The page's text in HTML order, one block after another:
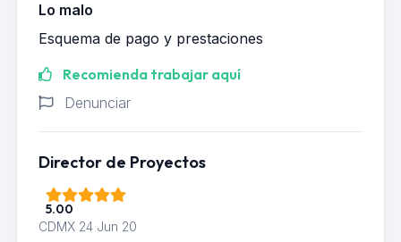
Lo malo
Esquema de pago y prestaciones
Recomienda trabajar aquí
Denunciar
Director de Proyectos
5.00
CDMX 24 Jun 20